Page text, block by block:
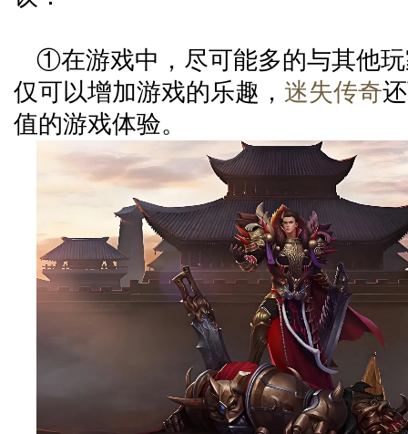
①在游戏中，尽可能多的与其他
仅可以增加游戏的乐趣， 迷失传奇
值的游戏体验。